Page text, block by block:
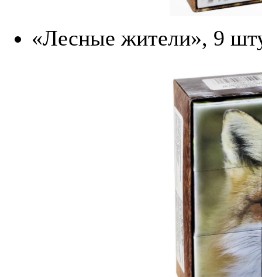
«Лесные жители», 9